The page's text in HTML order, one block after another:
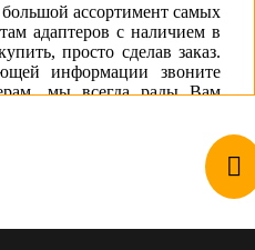
ассортимент самых
адаптеров с наличием в
просто сделав заказ.
информации звоните
мы всегда рады Вам